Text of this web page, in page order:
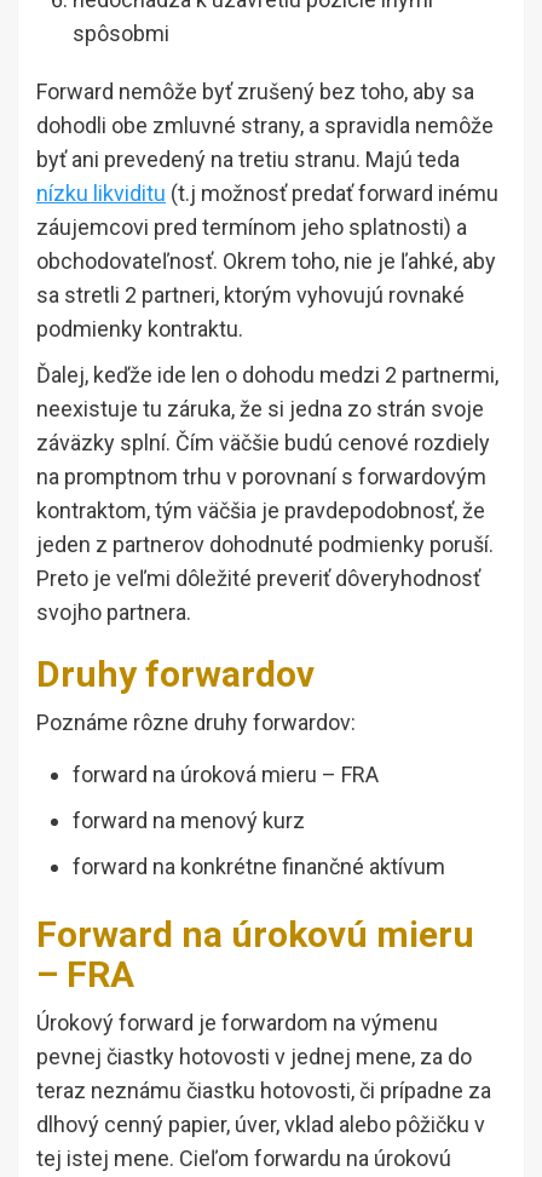
spôsobmi
Forward nemôže byť zrušený bez toho, aby sa
dohodli obe zmluvné strany, a spravidla nemôže
byť ani prevedený na tretiu stranu. Majú teda
nízku likviditu (t.j možnosť predať forward inému
záujemcovi pred termínom jeho splatnosti) a
obchodovateľnosť. Okrem toho, nie je ľahké, aby
sa stretli 2 partneri, ktorým vyhovujú rovnaké
podmienky kontraktu.
Ďalej, keďže ide len o dohodu medzi 2 partnermi,
neexistuje tu záruka, že si jedna zo strán svoje
záväzky splní. Čím väčšie budú cenové rozdiely
na promptnom trhu v porovnaní s forwardovým
kontraktom, tým väčšia je pravdepodobnosť, že
jeden z partnerov dohodnuté podmienky poruší.
Preto je veľmi dôležité preveriť dôveryhodnosť
svojho partnera.
Druhy forwardov
Poznáme rôzne druhy forwardov:
forward na úroková mieru – FRA
forward na menový kurz
forward na konkrétne finančné aktívum
Forward na úrokovú mieru
– FRA
Úrokový forward je forwardom na výmenu
pevnej čiastky hotovosti v jednej mene, za do
teraz neznámu čiastku hotovosti, či prípadne za
dlhový cenný papier, úver, vklad alebo pôžičku v
tej istej mene. Cieľom forwardu na úrokovú